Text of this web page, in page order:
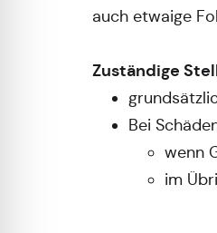
auch etwaige
Zuständige
Bei
wenn
im